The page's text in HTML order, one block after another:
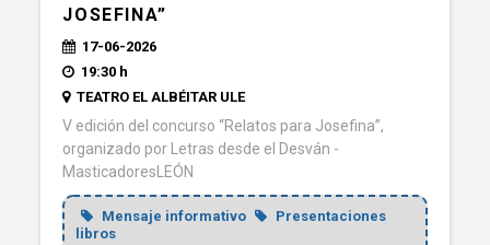
JOSEFINA”
17-06-2026
19:30 h
TEATRO EL ALBÉITAR ULE
V edición del concurso “Relatos para Josefina”,
organizado por Letras desde el Desván -
MasticadoresLEÓN
Mensaje informativo
Presentaciones
libros